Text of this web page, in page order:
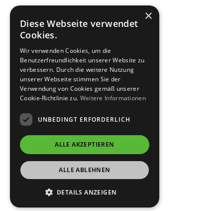
×
Diese Webseite verwendet
Cookies.
Wir verwenden Cookies, um die
Benutzerfreundlichkeit unserer Website zu
verbessern. Durch die weitere Nutzung
unserer Webseite stimmen Sie der
Verwendung von Cookies gemäß unserer
Cookie-Richtlinie zu. Weitere Informationen
UNBEDINGT ERFORDERLICH
ALLE AKZEPTIEREN
ALLE ABLEHNEN
DETAILS ANZEIGEN